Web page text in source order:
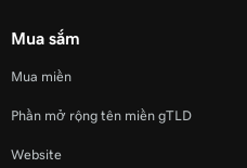
Mua sắm
Mua miền
Phần mở rộng tên miền gTLD
Website